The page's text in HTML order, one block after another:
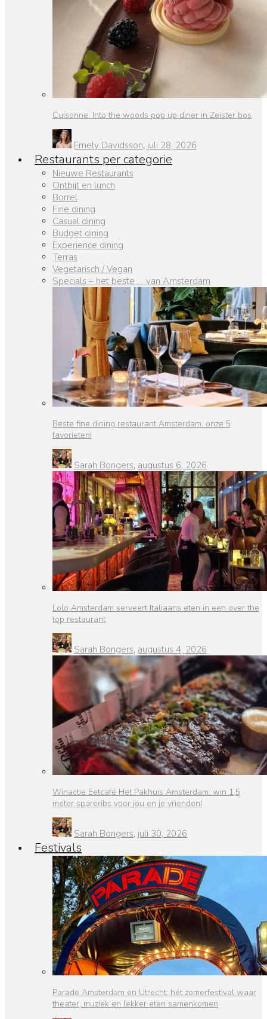
Cuisonne: Into the woods pop up diner in Zeister bos
Emely Davidsson, juli 28, 2026
Restaurants per categorie
Nieuwe Restaurants
Ontbijt en lunch
Borrel
Fine dining
Casual dining
Budget dining
Experience dining
Terras
Vegetarisch / Vegan
Specials – het beste … van Amsterdam
Beste fine dining restaurant Amsterdam: onze 5
favorieten!
Sarah Bongers, augustus 6, 2026
Lolo Amsterdam serveert Italiaans eten in een over the
top restaurant
Sarah Bongers, augustus 4, 2026
Winactie Eetcafé Het Pakhuis Amsterdam: win 1,5
meter spareribs voor jou en je vrienden!
Sarah Bongers, juli 30, 2026
Festivals
Parade Amsterdam en Utrecht: hét zomerfestival waar
theater, muziek en lekker eten samenkomen